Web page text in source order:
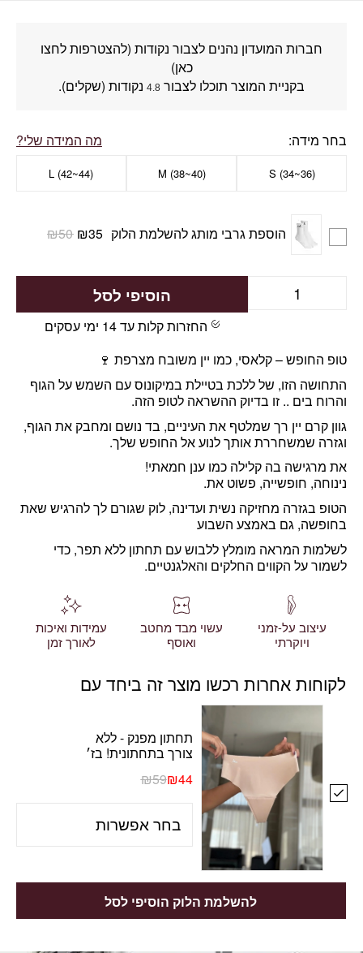
טופ החופש – קלאסי, כמו יין משובח מצרפת 🍷
התחושה הזו, של ללכת בטיילת במיקונוס עם השמש על הגוף
והרוח בים .. זו בדיוק ההשראה לטופ הזה.
גוון קרם יין רך שמלטף את העיניים, בד נושם ומחבק את הגוף,
וגזרה שמשחררת אותך לנוע אל החופש שלך.
את מרגישה בה קלילה כמו ענן חמאתי!
נינוחה, חופשייה, פשוט את.
הטופ בגזרה מחזיקה נשית ועדינה, לוק שגורם לך להרגיש שאת
בחופשה, גם באמצע השבוע
לשלמות המראה מומלץ ללבוש עם תחתון ללא תפר, כדי
לשמור על הקווים החלקים והאלגנטיים.
בחר מידה מה המידה שלי?
(S (34~36
M (38~40)
L (42~44)
הוספת גרבי מותג להשלמת הלוק ₪50 ₪35
הוסיפי לסל
החזרות קלות עד 14 ימי עסקים
חברות המועדון נהנים לצבור נקודות (להצטרפות לחצו
כאן)
בקניית המוצר תוכלו לצבור 4.8 נקודות (שקלים).
עיצוב על-זמני
ויוקרתי
עשוי מבד מחטב
ואוסף
עמידות ואיכות
לאורך זמן
לקוחות אחרות רכשו מוצר זה ביחד עם
תחתון מפנק - ללא
צורך בתחתונית! בז׳
₪59₪44
להשלמת הלוק הוסיפי לסל